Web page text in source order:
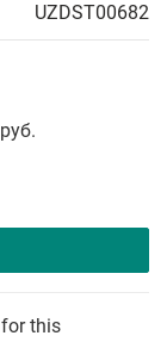
UZDST00682
this